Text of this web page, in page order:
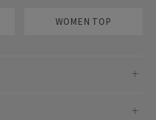
WOMEN TOP